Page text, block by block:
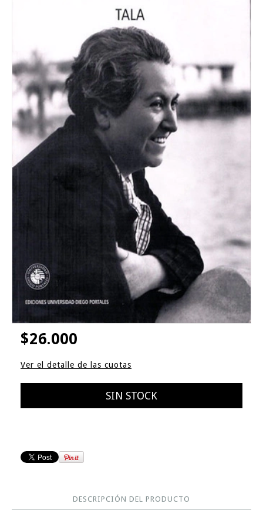
$26.000
Ver el detalle de las cuotas
DESCRIPCIÓN DEL PRODUCTO